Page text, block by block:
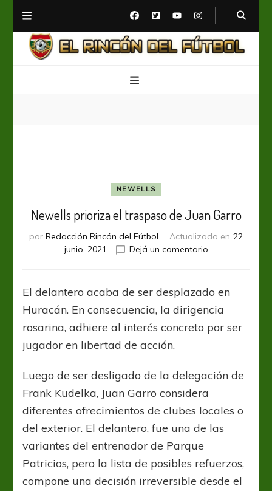
NEWELLS
Newells prioriza el traspaso de Juan Garro
por Redacción Rincón del Fútbol Actualizado en 22
junio, 2021
Dejá un comentarioen
el
traspaso
de
Juan
El delantero acaba de ser desplazado en
Huracán. En consecuencia, la dirigencia
rosarina, adhiere al interés concreto por ser
jugador en libertad de acción.
Luego de ser desligado de la delegación de
Frank Kudelka, Juan Garro considera
diferentes ofrecimientos de clubes locales o
del exterior. El delantero, fue una de las
variantes del entrenador de Parque
Patricios, pero la lista de posibles refuerzos,
compone una decisión irreversible desde el